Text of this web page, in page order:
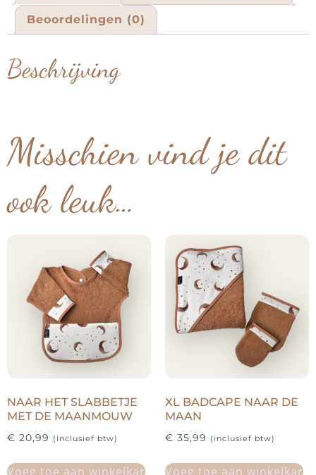
Beoordelingen (0)
Beschrijving
Misschien vind je dit
ook leuk…
NAAR HET SLABBETJE
MET DE MAANMOUW
€ 20,99 (inclusief btw)
Voeg toe aan winkelkar
XL BADCAPE NAAR DE
MAAN
€ 35,99 (inclusief btw)
Voeg toe aan winkelkar